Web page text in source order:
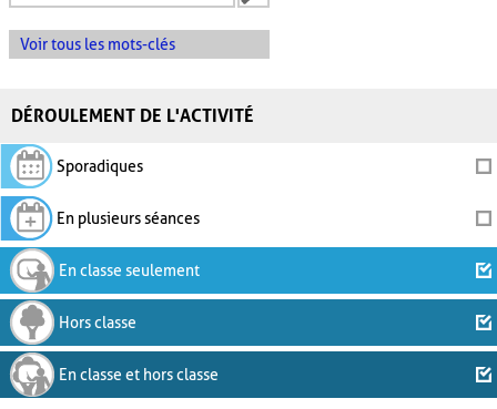
Voir tous les mots-clés
DÉROULEMENT DE L'ACTIVITÉ
Sporadiques
En plusieurs séances
En classe seulement
Hors classe
En classe et hors classe